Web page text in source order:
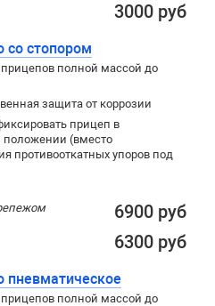
3000 руб
со стопором
полной массой до
защита от коррозии
прицеп в
(вместо
противооткатных упоров под
6900 руб
6300 руб
пневматическое
полной массой до